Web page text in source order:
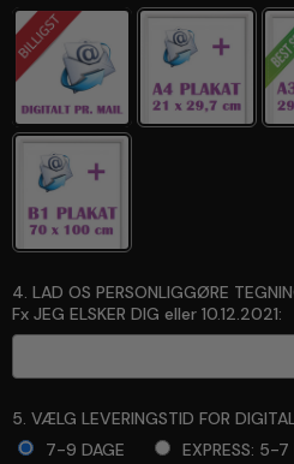
4. LAD OS PERSONLIGGØRE
Fx JEG ELSKER DIG eller 10.12.2021:
5. VÆLG LEVERINGSTID FOR
7-9 DAGE
EXPRESS: 5-7